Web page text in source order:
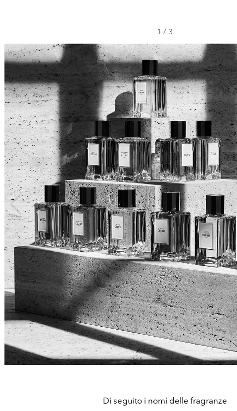
1 / 3
Di seguito i nomi delle fragranze